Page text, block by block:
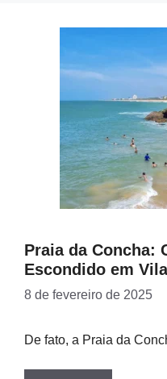
Praia da Concha:
Escondido em
8 de fevereiro de 2025
De fato, a Praia da